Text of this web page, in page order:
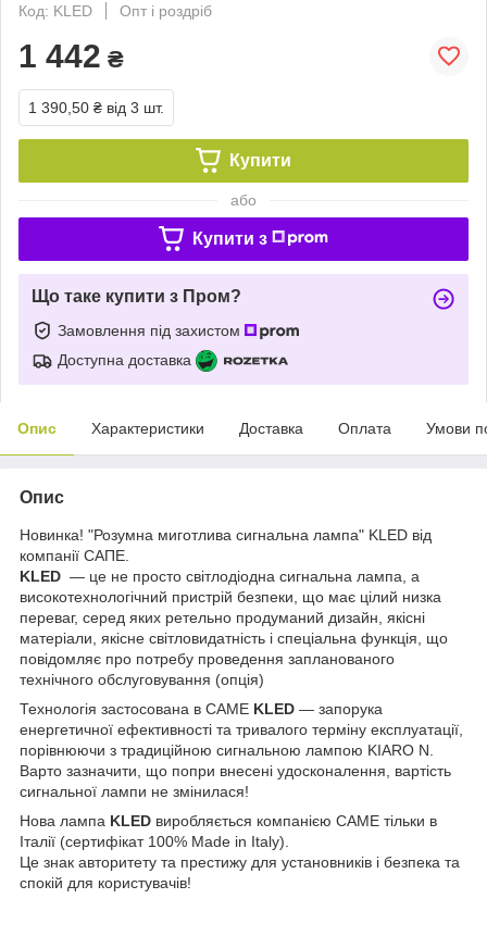
Код: KLED
Опт і роздріб
1 442 ₴
1 390,50 ₴ від 3 шт.
Купити
або
Купити з
Що таке купити з Пром?
Замовлення під захистом
Доступна доставка
Опис Характеристики Доставка Оплата Умови
Опис
Новинка! "Розумна миготлива сигнальна лампа" KLED від
компанії САПЕ.
KLED — це не просто світлодіодна сигнальна лампа, а
високотехнологічний пристрій безпеки, що має цілий низка
переваг, серед яких ретельно продуманий дизайн, якісні
матеріали, якісне світловидатність і спеціальна функція, що
повідомляє про потребу проведення запланованого
технічного обслуговування (опція)
Технологія застосована в САМЕ KLED — запорука
енергетичної ефективності та тривалого терміну експлуатації,
порівнюючи з традиційною сигнальною лампою KIARO N.
Варто зазначити, що попри внесені удосконалення, вартість
сигнальної лампи не змінилася!
Нова лампа KLED виробляється компанією САМЕ тільки в
Італії (сертифікат 100% Made in Italy).
Це знак авторитету та престижу для установників і безпека та
спокій для користувачів!